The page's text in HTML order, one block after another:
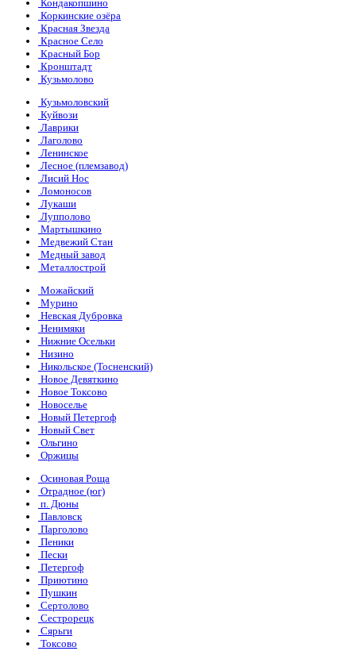
Кондакопшино
Коркинские озёра
Красная Звезда
Красное Село
Красный Бор
Кронштадт
Кузьмолово
Кузьмоловский
Куйвози
Лаврики
Лаголово
Ленинское
Лесное (племзавод)
Лисий Нос
Ломоносов
Лукаши
Лупполово
Мартышкино
Медвежий Стан
Медный завод
Металлострой
Можайский
Мурино
Невская Дубровка
Ненимяки
Нижние Осельки
Низино
Никольское (Тосненский)
Новое Девяткино
Новое Токсово
Новоселье
Новый Петергоф
Новый Свет
Ольгино
Оржицы
Осиновая Роща
Отрадное (юг)
п. Дюны
Павловск
Парголово
Пеники
Пески
Петергоф
Приютино
Пушкин
Сертолово
Сестрорецк
Сярьги
Токсово